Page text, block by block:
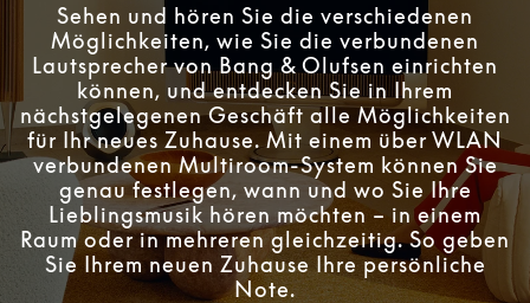
Sehen und hören Sie die verschiedenen
Möglichkeiten, wie Sie die verbundenen
Lautsprecher von Bang & Olufsen einrichten
können, und entdecken Sie in Ihrem
nächstgelegenen Geschäft alle Möglichkeiten
für Ihr neues Zuhause. Mit einem über WLAN
verbundenen Multiroom-System können Sie
genau festlegen, wann und wo Sie Ihre
Lieblingsmusik hören möchten – in einem
Raum oder in mehreren gleichzeitig. So geben
Sie Ihrem neuen Zuhause Ihre persönliche
Note.